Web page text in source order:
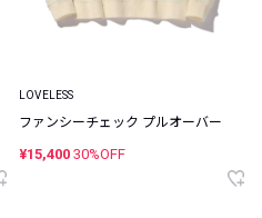
LOVELESS
ファンシーチェック プルオーバー
¥15,400 30%OFF